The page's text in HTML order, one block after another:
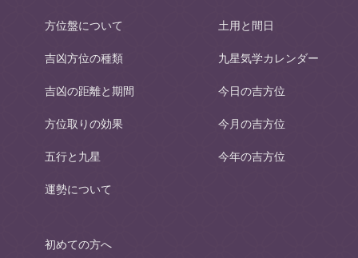
方位盤について
吉凶方位の種類
吉凶の距離と期間
方位取りの効果
五行と九星
運勢について
土用と間日
九星気学カレンダー
今日の吉方位
今月の吉方位
今年の吉方位
初めての方へ